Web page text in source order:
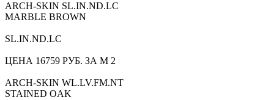
ARCH-SKIN SL.IN.ND.LC
MARBLE BROWN
SL.IN.ND.LC
ЦЕНА 16759 РУБ. ЗА М 2
ARCH-SKIN WL.LV.FM.NT
STAINED OAK